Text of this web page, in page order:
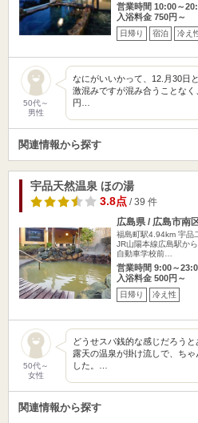
営業時間 10:00～
入浴料金 750円～
日帰り 宿泊 冷え
50代～
男性
なにがいいかって、12.月30日
激混みですが混み合うことな
円…
関連情報から探す
宇品天然温泉 ほの湯
3.8点/ 39 件
広島県 / 広島市南
福島町駅4.94km 宇品
JR山陽本線広島駅か
自動車学校前…
営業時間 9:00～
入浴料金 500円～
日帰り 冷え性
50代～
女性
どうせスパ銭的な感じだろう
露天の温泉が掛け流しで、ち
した。…
関連情報から探す